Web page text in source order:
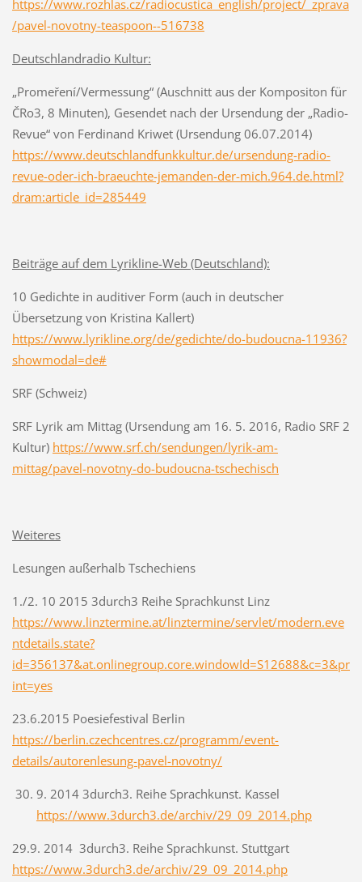
https://www.rozhlas.cz/radiocustica_english/project/_zprava
/pavel-novotny-teaspoon--516738
Deutschlandradio Kultur:
„Promeření/Vermessung“ (Auschnitt aus der Kompositon für
ČRo3, 8 Minuten), Gesendet nach der Ursendung der „Radio-
Revue“ von Ferdinand Kriwet (Ursendung 06.07.2014)
https://www.deutschlandfunkkultur.de/ursendung-radio-
revue-oder-ich-braeuchte-jemanden-der-mich.964.de.html?
dram:article_id=285449
Beiträge auf dem Lyrikline-Web (Deutschland):
10 Gedichte in auditiver Form (auch in deutscher
Übersetzung von Kristina Kallert)
https://www.lyrikline.org/de/gedichte/do-budoucna-11936?
showmodal=de#
SRF (Schweiz)
SRF Lyrik am Mittag (Ursendung am 16. 5. 2016, Radio SRF 2
Kultur) https://www.srf.ch/sendungen/lyrik-am-
mittag/pavel-novotny-do-budoucna-tschechisch
Weiteres
Lesungen außerhalb Tschechiens
1./2. 10 2015 3durch3 Reihe Sprachkunst Linz
https://www.linztermine.at/linztermine/servlet/modern.eve
ntdetails.state?
id=356137&at.onlinegroup.core.windowId=S12688&c=3&pr
int=yes
23.6.2015 Poesiefestival Berlin
https://berlin.czechcentres.cz/programm/event-
details/autorenlesung-pavel-novotny/
9. 2014 3durch3. Reihe Sprachkunst. Kassel
https://www.3durch3.de/archiv/29_09_2014.php
29.9. 2014 3durch3. Reihe Sprachkunst. Stuttgart
https://www.3durch3.de/archiv/29_09_2014.php